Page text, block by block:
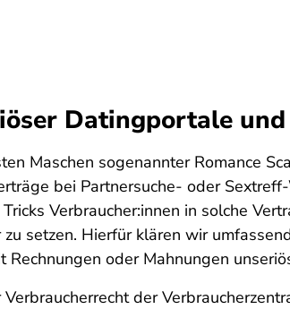
Datingportale
Maschen sogenannter Romance
bei Partnersuche- oder
Verbraucher:innen in solche
setzen. Hierfür klären wir
oder Mahnungen
der